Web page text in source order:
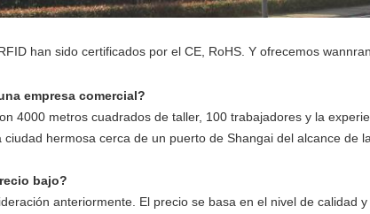
han sido certificados por el CE, RoHS. Y ofrecemos
empresa comercial?
4000 metros cuadrados de taller, 100 trabajadores y la
hermosa cerca de un puerto de Shangai del alcance de
bajo?
anteriormente. El precio se basa en el nivel de calidad